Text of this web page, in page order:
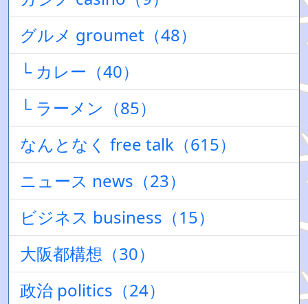
グルメ groumet（48）
└ カレー（40）
└ ラーメン（85）
なんとなく free talk（615）
ニュース news（23）
ビジネス business（15）
大阪都構想（30）
政治 politics（24）